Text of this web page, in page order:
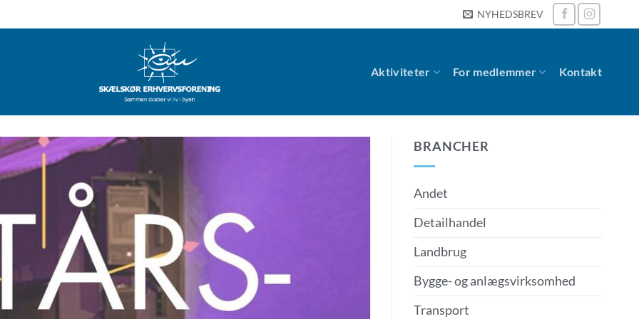
NYHEDSBREV
Aktiviteter For medlemmer Kontakt
BRANCHER
Andet
Detailhandel
Landbrug
Bygge- og anlægsvirksomhed
Transport